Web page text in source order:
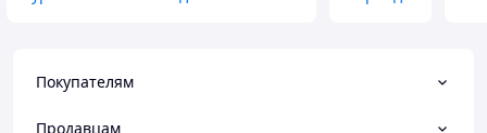
Покупателям
Продавцам